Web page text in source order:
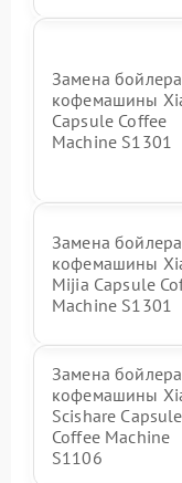
Замена бойлера
кофемашины
Capsule Coffee
Machine S1301
Замена бойлера
кофемашины
Mijia Capsule
Machine S1301
Замена бойлера
кофемашины
Scishare Capsule
Coffee Machine
S1106